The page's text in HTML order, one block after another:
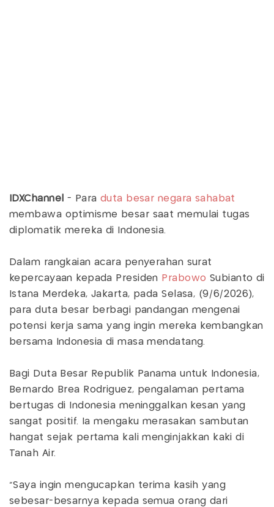
IDXChannel - Para duta besar negara sahabat
membawa optimisme besar saat memulai tugas
diplomatik mereka di Indonesia.
Dalam rangkaian acara penyerahan surat
kepercayaan kepada Presiden Prabowo Subianto di
Istana Merdeka, Jakarta, pada Selasa, (9/6/2026),
para duta besar berbagi pandangan mengenai
potensi kerja sama yang ingin mereka kembangkan
bersama Indonesia di masa mendatang.
Bagi Duta Besar Republik Panama untuk Indonesia,
Bernardo Brea Rodriguez, pengalaman pertama
bertugas di Indonesia meninggalkan kesan yang
sangat positif. Ia mengaku merasakan sambutan
hangat sejak pertama kali menginjakkan kaki di
Tanah Air.
“Saya ingin mengucapkan terima kasih yang
sebesar-besarnya kepada semua orang dari